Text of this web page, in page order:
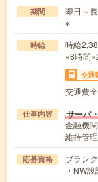
期間
即日～
※
時給
時給
×8時間
交通
交通費
仕事内容 サーバ
金融機
維持管
応募資格
ブラン
・NW